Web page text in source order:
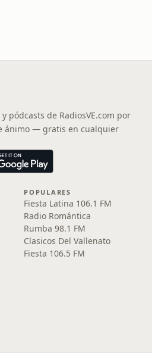
pódcasts de RadiosVE.com por
ánimo — gratis en cualquier
POPULARES
Fiesta Latina 106.1 FM
Radio Romántica
Rumba 98.1 FM
Clasicos Del Vallenato
Fiesta 106.5 FM